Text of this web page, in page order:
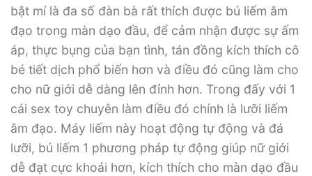
bật mí là đa số đàn bà rất thích được bú liếm âm
đạo trong màn dạo đầu, để cảm nhận được sự ấm
áp, thực bụng của bạn tình, tán đồng kích thích cô
bé tiết dịch phổ biến hơn và điều đó cũng làm cho
cho nữ giới dễ dàng lên đỉnh hơn. Trong đấy với 1
cái sex toy chuyên làm điều đó chính là lưỡi liếm
âm đạo. Máy liếm này hoạt động tự động và đá
lưỡi, bú liếm 1 phương pháp tự động giúp nữ giới
dễ đạt cực khoái hơn, kích thích cho màn dạo đầu